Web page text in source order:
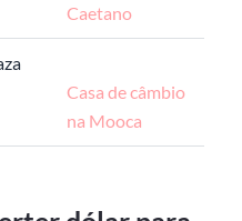
Caetano
Casa de câmbio
na Mooca